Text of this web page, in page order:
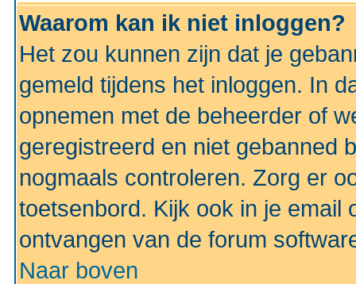
Waarom kan ik niet inloggen?
Het zou kunnen zijn dat je
gemeld tijdens het inloggen. In
opnemen met de beheerder of
geregistreerd en niet gebanned
nogmaals controleren. Zorg er
toetsenbord. Kijk ook in je email
ontvangen van de forum
Naar boven